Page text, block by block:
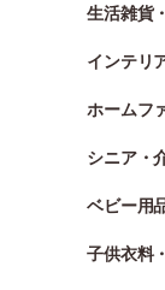
生活雑貨
インテリ
ホームフ
シニア・
ベビー用
子供衣料